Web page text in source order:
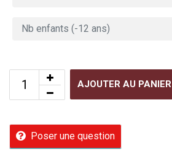
AJOUTER AU PANIER
Poser une question